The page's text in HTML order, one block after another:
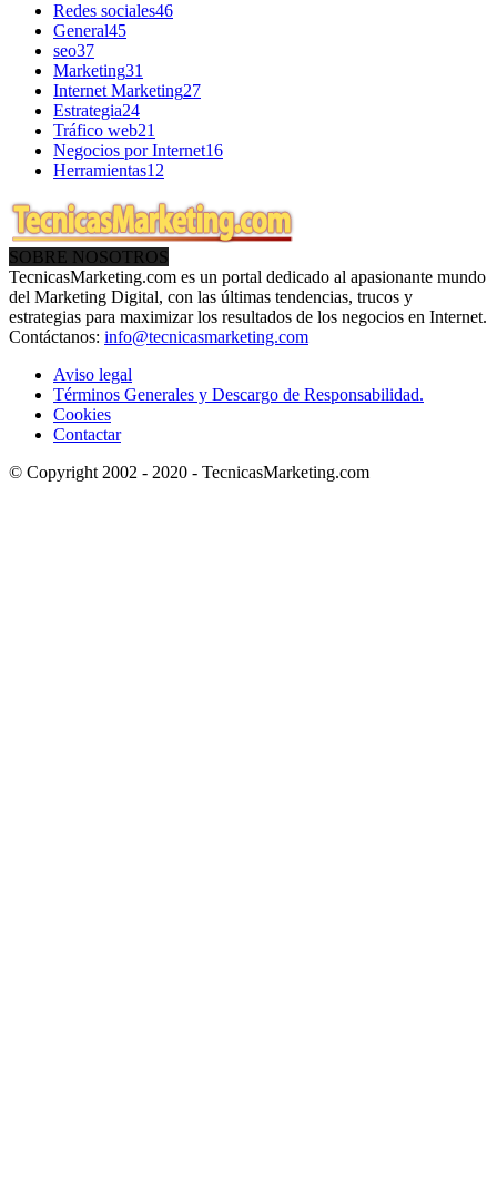
Redes sociales46
General45
seo37
Marketing31
Internet Marketing27
Estrategia24
Tráfico web21
Negocios por Internet16
Herramientas12
SOBRE NOSOTROS
TecnicasMarketing.com es un portal dedicado al apasionante mundo
del Marketing Digital, con las últimas tendencias, trucos y
estrategias para maximizar los resultados de los negocios en Internet.
Contáctanos: info@tecnicasmarketing.com
Aviso legal
Términos Generales y Descargo de Responsabilidad.
Cookies
Contactar
© Copyright 2002 - 2020 - TecnicasMarketing.com